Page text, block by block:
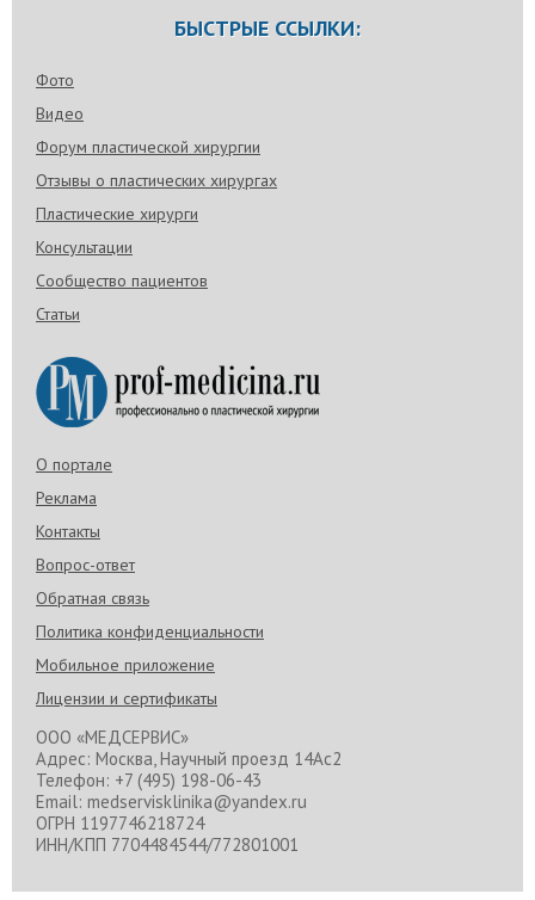
БЫСТРЫЕ ССЫЛКИ:
Фото
Видео
Форум пластической хирургии
Отзывы о пластических хирургах
Пластические хирурги
Консультации
Сообщество пациентов
Статьи
О портале
Реклама
Контакты
Вопрос-ответ
Обратная связь
Политика конфиденциальности
Мобильное приложение
Лицензии и сертификаты
ООО «МЕДСЕРВИС»
Адрес: Москва, Научный проезд 14Ас2
Телефон: +7 (495) 198-06-43
Email: medservisklinika@yandex.ru
ОГРН 1197746218724
ИНН/КПП 7704484544/772801001